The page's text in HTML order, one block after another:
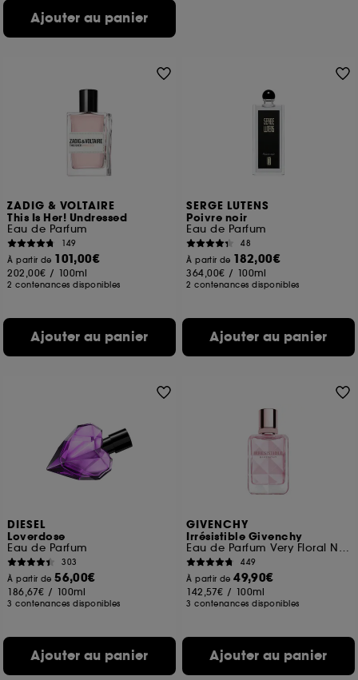
Ajouter au panier
ZADIG & VOLTAIRE
This Is Her! Undressed
Eau de Parfum
149
À partir de 101,00€
202,00€ / 100ml
2 contenances disponibles
Ajouter au panier
SERGE LUTENS
Poivre noir
Eau de Parfum
48
À partir de 182,00€
364,00€ / 100ml
2 contenances disponibles
Ajouter au panier
DIESEL
Loverdose
Eau de Parfum
303
À partir de56,00€
186,67€ / 100ml
3 contenances disponibles
Ajouter au panier
GIVENCHY
Irrésistible Givenchy
Eau de Parfum Very Floral Notes Florales Boisées
449
À partir de49,90€
142,57€ / 100ml
3 contenances disponibles
Ajouter au panier